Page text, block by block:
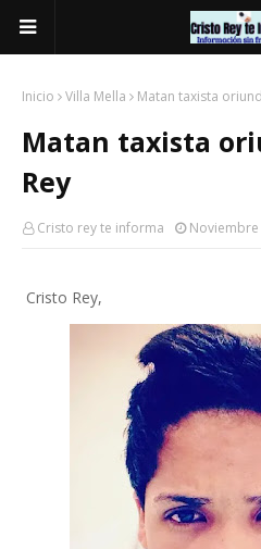
Inicio Villa Mella Matan taxista
Matan taxista
Rey
Cristo rey te informa Noviembre
Cristo Rey,